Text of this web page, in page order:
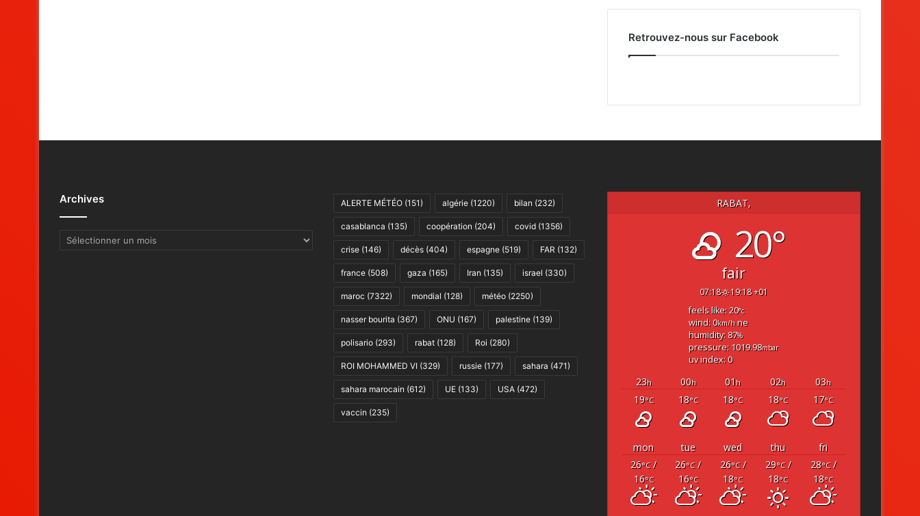
Retrouvez-nous sur Facebook
Archives
Archives
ALERTE MÉTÉO(151) algérie(1220) bilan (232)
casablanca (135) coopération (204) covid(1356)
crise(146) décès(404) espagne(519) FAR (132)
france(508) gaza (165) Iran (135) israel (330)
maroc (7322) mondial (128) météo(2250)
nasser bourita (367) ONU (167) palestine(139)
polisario(293) rabat(128) Roi (280)
ROI MOHAMMED VI (329) russie(177) sahara (471)
sahara marocain (612) UE(133) USA(472)
vaccin (235)
RABAT,
20°
fair
07:18 19:18 +01
feels like: 20°c
wind: 0km/h ne
humidity: 87%
pressure: 1019.98mbar
uv index: 0
23h 00h 01 h 02h 03h
19°C 18°C 18°C 18°C 17°C
mon tue wed thu
fri
26°C/
16°C
26°C/
16°C
26°C/
18°C
29°C/
18°C
28°C/
18°C